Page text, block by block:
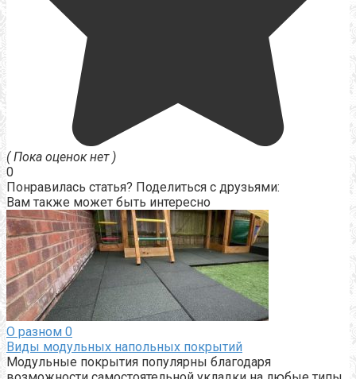
( Пока оценок нет )
0
Понравилась статья? Поделиться с друзьями:
Вам также может быть интересно
О разном 0
Виды модульных напольных покрытий
Модульные покрытия популярны благодаря